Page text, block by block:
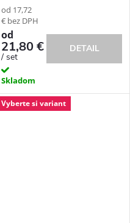
od 17,72
€ bez DPH
od
21,80 €
/ set
Skladom
DETAIL
Vyberte si variant